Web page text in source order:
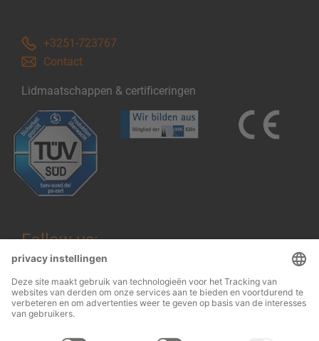
+3251-723767
Contact
Lidmaatschappen & certificeringen
Follow us: